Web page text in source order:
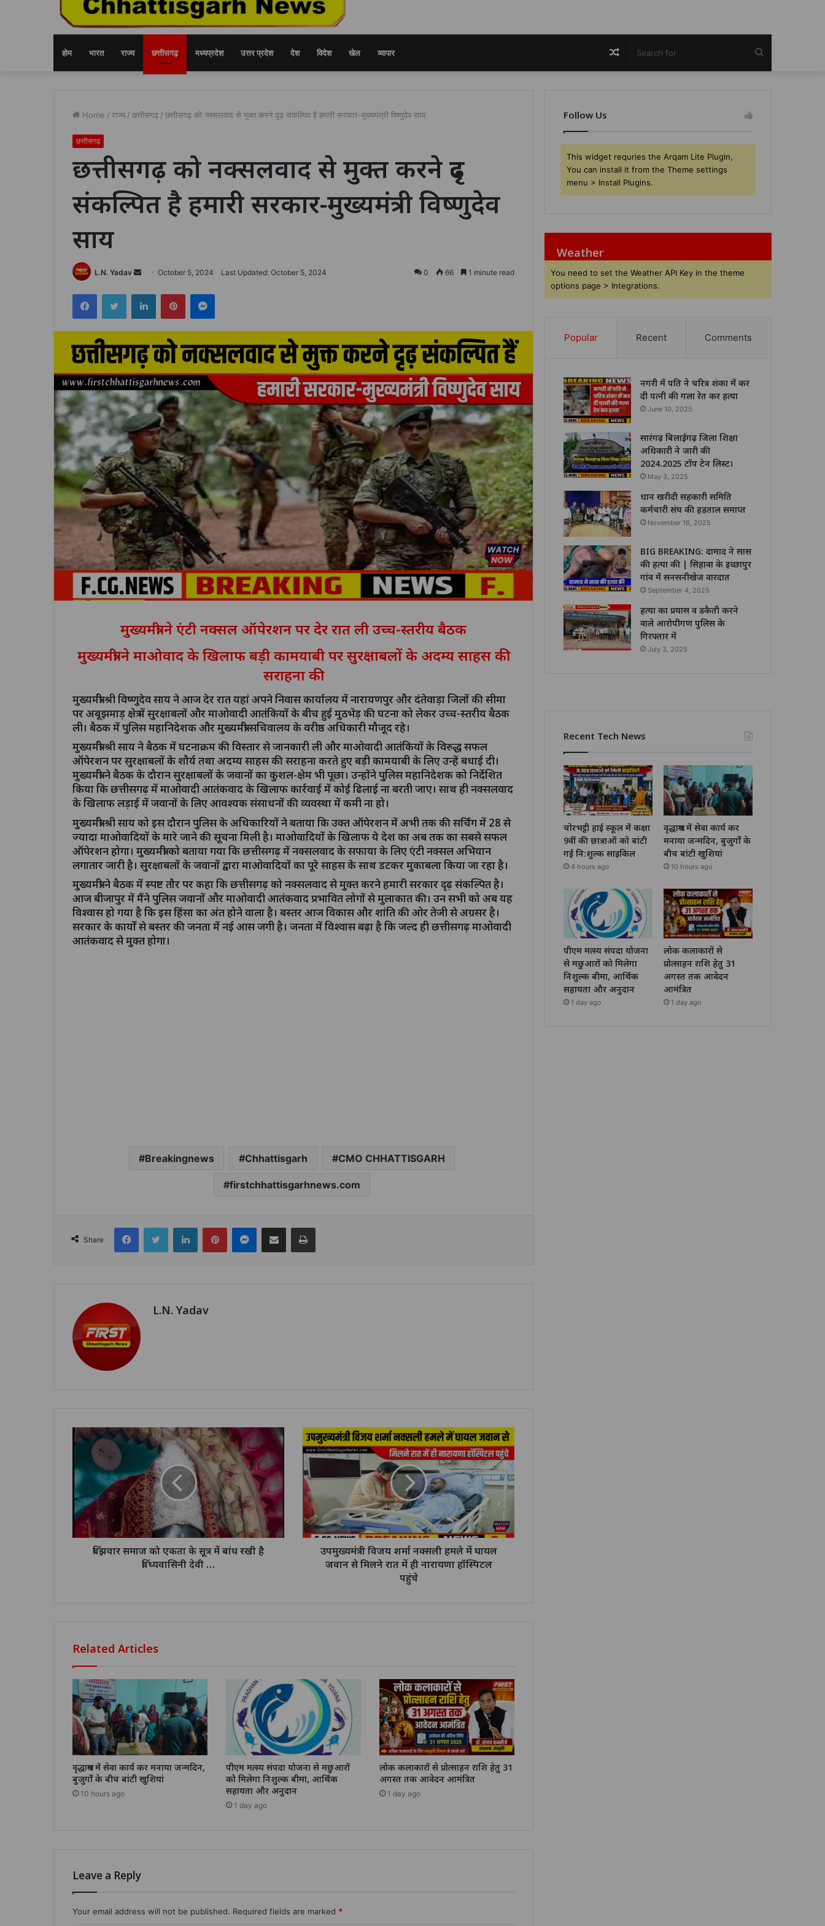
होम भारत राज्य छत्तीसगढ़ मध्यप्रदेश उत्तर प्रदेश देश विदेश खेल व्यापार Random
Home / राज्य / छत्तीसगढ़ / छत्तीसगढ़ को नक्सलवाद से मुक्त करने दृढ़ संकल्पित है हमारी सरकार-मुख्यमंत्री विष्णुदेव साय
छत्तीसगढ़
छत्तीसगढ़ को नक्सलवाद से मुक्त करने दृढ़
संकल्पित है हमारी सरकार-मुख्यमंत्री विष्णुदेव
साय
L.N. Yadav
Send
email
October 5, 2024 Last Updated: October 5, 2024 0 66 1 minute read
FacebookTwitter LinkedInPinterestMessenger
मुख्यमंत्री ने एंटी नक्सल ऑपेरशन पर देर रात ली उच्च-स्तरीय बैठक
मुख्यमंत्री ने माओवाद के खिलाफ बड़ी कामयाबी पर सुरक्षाबलों के अदम्य साहस की
सराहना की
मुख्यमंत्री श्री विष्णुदेव साय ने आज देर रात यहां अपने निवास कार्यालय में नारायणपुर और दंतेवाड़ा जिलों की सीमा
पर अबूझमाड़ क्षेत्र में सुरक्षाबलों और माओवादी आतंकियों के बीच हुई मुठभेड़ की घटना को लेकर उच्च-स्तरीय बैठक
ली। बैठक में पुलिस महानिदेशक और मुख्यमंत्री सचिवालय के वरीष्ठ अधिकारी मौजूद रहे।
मुख्यमंत्री श्री साय ने बैठक में घटनाक्रम की विस्तार से जानकारी ली और माओवादी आतंकियों के विरुद्ध सफल
ऑपेरशन पर सुरक्षाबलों के शौर्य तथा अदम्य साहस की सराहना करते हुए बड़ी कामयाबी के लिए उन्हें बधाई दी।
मुख्यमंत्री ने बैठक के दौरान सुरक्षाबलों के जवानों का कुशल-क्षेम भी पूछा। उन्होंने पुलिस महानिदेशक को निर्देशित
किया कि छत्तीसगढ़ में माओवादी आतंकवाद के खिलाफ कार्रवाई में कोई ढिलाई ना बरती जाए। साथ ही नक्सलवाद
के खिलाफ लड़ाई में जवानों के लिए आवश्यक संसाधनों की व्यवस्था में कमी ना हो।
मुख्यमंत्री श्री साय को इस दौरान पुलिस के अधिकारियों ने बताया कि उक्त ऑपेरशन में अभी तक की सर्चिंग में 28 से
ज्यादा माओवादियों के मारे जाने की सूचना मिली है। माओवादियों के खिलाफ ये देश का अब तक का सबसे सफल
ऑपेरशन होगा। मुख्यमंत्री को बताया गया कि छत्तीसगढ़ में नक्सलवाद के सफाया के लिए एंटी नक्सल अभियान
लगातार जारी है। सुरक्षाबलों के जवानों द्वारा माओवादियों का पूरे साहस के साथ डटकर मुकाबला किया जा रहा है।
मुख्यमंत्री ने बैठक में स्पष्ट तौर पर कहा कि छत्तीसगढ़ को नक्सलवाद से मुक्त करने हमारी सरकार दृढ़ संकल्पित है।
आज बीजापुर में मैंने पुलिस जवानों और माओवादी आतंकवाद प्रभावित लोगों से मुलाकात की। उन सभी को अब यह
विश्वास हो गया है कि इस हिंसा का अंत होने वाला है। बस्तर आज विकास और शांति की ओर तेजी से अग्रसर है।
सरकार के कार्यों से बस्तर की जनता में नई आस जगी है। जनता में विश्वास बढ़ा है कि जल्द ही छत्तीसगढ़ माओवादी
आतंकवाद से मुक्त होगा।
Breakingnews Chhattisgarh CMO CHHATTISGARH
firstchhattisgarhnews.com
Share
FacebookTwitter LinkedInPinterestMessenger
Share via Email Print
L.N. Yadav
बिंझवार समाज को एकता के सूत्र में बांध रखी है
विंध्यवासिनी देवी …
उपमुख्यमंत्री विजय शर्मा नक्सली हमले में घायल
जवान से मिलने रात में ही नारायणा हॉस्पिटल
पहुंचे
Related Articles
वृद्धाश्रम में सेवा कार्य कर मनाया जन्मदिन,
बुजुर्गों के बीच बांटी खुशियां
10 hours ago
पीएम मत्स्य संपदा योजना से मछुआरों
को मिलेगा निशुल्क बीमा, आर्थिक
सहायता और अनुदान
1 day ago
लोक कलाकारों से प्रोत्साहन राशि हेतु 31
अगस्त तक आवेदन आमंत्रित
1 day ago
Leave a Reply
Your email address will not be published. Required fields are marked *
Follow Us
This widget requries the Arqam Lite Plugin,
You can install it from the Theme settings
menu > Install Plugins.
Weather
You need to set the Weather API Key in the theme
options page > Integrations.
Popular Recent Comments
नगरी में पति ने चरित्र शंका में कर
दी पत्नी की गला रेत कर हत्या
June 10, 2025
सारंगढ़ बिलाईगढ़ जिला शिक्षा
अधिकारी ने जारी की
2024.2025 टॉप टेन लिस्ट।
May 3, 2025
धान खरीदी सहकारी समिति
कर्मचारी संघ की हड़ताल समाप्त
November 16, 2025
BIG BREAKING: दामाद ने सास
की हत्या की | सिहावा के इच्छापुर
गांव में सनसनीखेज वारदात
September 4, 2025
हत्या का प्रयास व डकैती करने
वाले आरोपीगण पुलिस के
गिरफ्तार में
July 3, 2025
Recent Tech News
चोरभट्ठी हाई स्कूल में कक्षा
9वीं की छात्राओं को बांटी
गई नि:शुल्क साइकिल
4 hours ago
वृद्धाश्रम में सेवा कार्य कर
मनाया जन्मदिन, बुजुर्गों के
बीच बांटी खुशियां
10 hours ago
पीएम मत्स्य संपदा योजना
से मछुआरों को मिलेगा
निशुल्क बीमा, आर्थिक
सहायता और अनुदान
1 day ago
लोक कलाकारों से
प्रोत्साहन राशि हेतु 31
अगस्त तक आवेदन
आमंत्रित
1 day ago